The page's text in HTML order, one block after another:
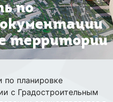
по
территории
по планировке
с Градостроительным